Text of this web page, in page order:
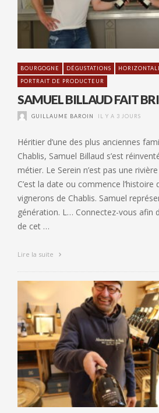
BOURGOGNE DÉGUSTATIONS
PORTRAIT DE PRODUCTEUR
SAMUEL BILLAUD FAIT
GUILLAUME BAROIN IL Y A 3 JOURS
Héritier d’une des plus anciennes
Chablis, Samuel Billaud s’est
métier. Le Serein n’est pas une
C’est la date ou commence
vignerons de Chablis. Samuel
génération. L… Connectez-vous afin
de cet …
Lire la suite